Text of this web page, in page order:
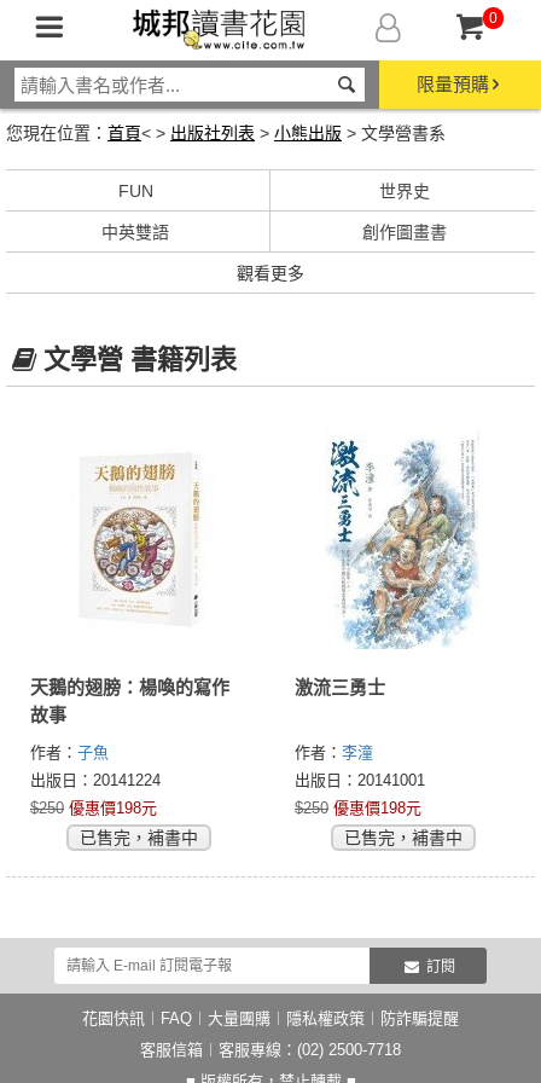
0
限量預購
您現在位置： 首頁< > 出版社列表 > 小熊出版 > 文學營書系
FUN 世界史
中英雙語 創作圖畫書
觀看更多
文學營 書籍列表
天鵝的翅膀：楊喚的寫作
故事
作者： 子魚
出版日：20141224
$250 優惠價198元
已售完，補書中
激流三勇士
作者： 李潼
出版日：20141001
$250 優惠價198元
已售完，補書中
訂閱
花園快訊 FAQ 大量團購 隱私權政策
防詐騙提醒
客服信箱 ︱客服專線：(02) 2500-7718